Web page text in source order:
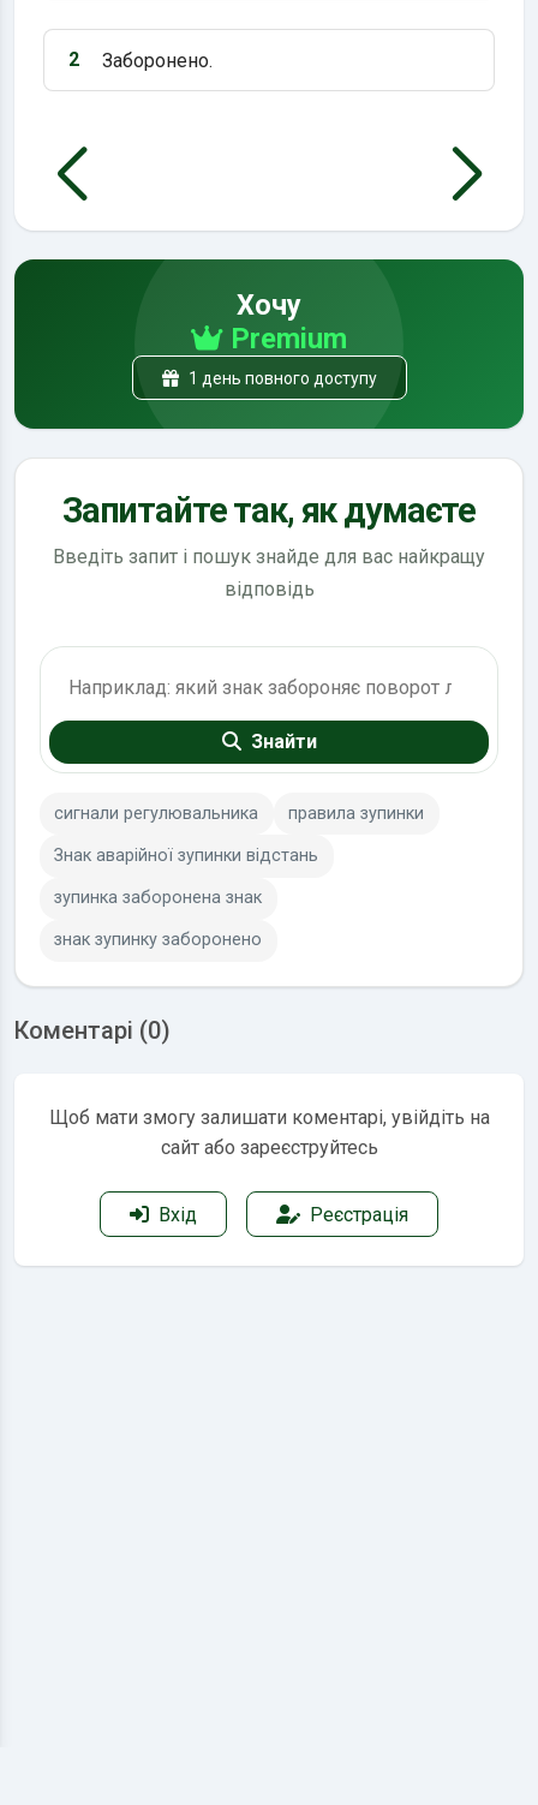
Варіант 2:
2 Заборонено.
Хочу
Premium
1 день повного доступу
Запитайте так, як думаєте
Введіть запит і пошук знайде для вас найкращу
відповідь
Знайти
сигнали регулювальника правила зупинки
Знак аварійної зупинки відстань
зупинка заборонена знак
знак зупинку заборонено
Коментарі (0)
Щоб мати змогу залишати коментарі, увійдіть на
сайт або зареєструйтесь
Вхід Реєстрація